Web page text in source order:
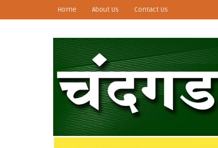
Home About Us Contact Us